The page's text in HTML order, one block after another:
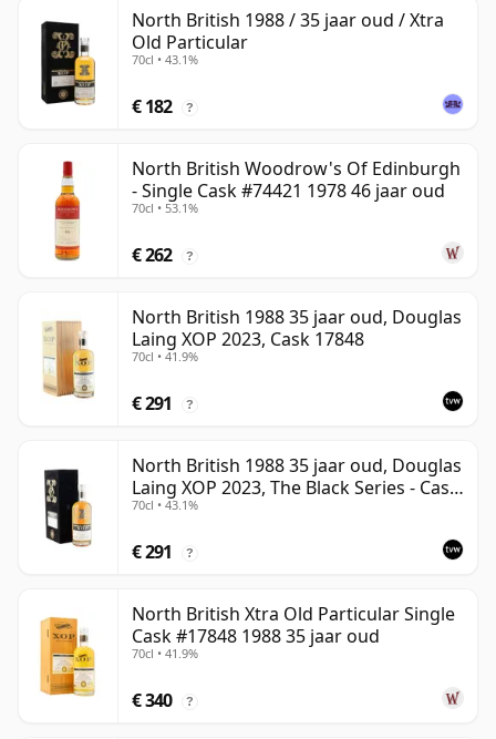
North British 1988 / 35 jaar oud / Xtra
Old Particular
70cl • 43.1%
€ 182 ?
North British Woodrow's Of Edinburgh
- Single Cask #74421 1978 46 jaar oud
70cl • 53.1%
€ 262 ?
North British 1988 35 jaar oud, Douglas
Laing XOP 2023, Cask 17848
70cl • 41.9%
€ 291 ?
North British 1988 35 jaar oud, Douglas
Laing XOP 2023, The Black Series - Cask
18162
70cl • 43.1%
€ 291 ?
North British Xtra Old Particular Single
Cask #17848 1988 35 jaar oud
70cl • 41.9%
€ 340 ?